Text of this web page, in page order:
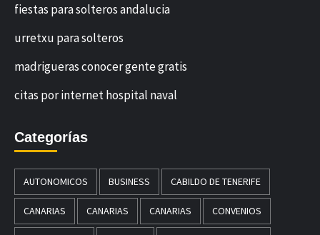
fiestas para solteros andalucia
urretxu para solteros
madrigueras conocer gente gratis
citas por internet hospital naval
Categorías
AUTONOMICOS BUSINESS CABILDO DE TENERIFE
CANARIAS CANARIAS CANARIAS CONVENIOS